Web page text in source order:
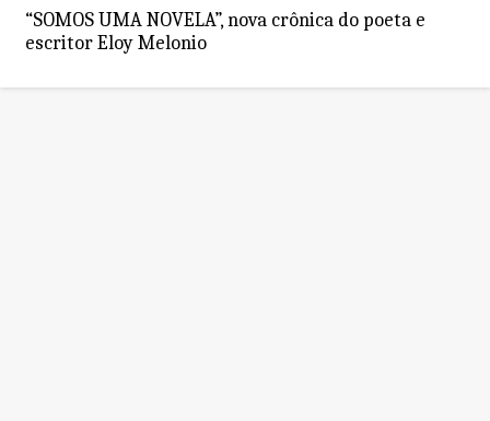
“SOMOS UMA NOVELA”, nova crônica do poeta e
escritor Eloy Melonio